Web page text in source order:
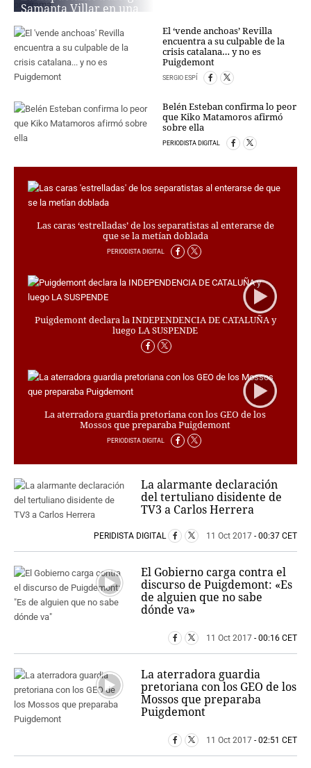
MOTOR
RELIGION
TRAVELLERS
GASTRONOMÍA
SALUD
LA BURBUJA
DIRECTORIOS
VÍDEOS
TEMAS
PERSONAJES
HEMEROTECA
SERVICIOS
MEDIOS
MÁS SERVICIOS
ESPAÑA
Las caras ‘estrelladas’ de los separatistas al enterarse de
que se la metían doblada
PERIODISTA DIGITAL
Puigdemont declara la INDEPENDENCIA DE CATALUÑA y
luego LA SUSPENDE
La aterradora guardia pretoriana con los GEO de los
Mossos que preparaba Puigdemont
PERIODISTA DIGITAL
Samanta Villar en una
programa
PERIODISTA DIGITAL
El ‘vende anchoas’ Revilla
encuentra a su culpable de la
crisis catalana… y no es
Puigdemont
SERGIO ESPÍ
Belén Esteban confirma lo peor
que Kiko Matamoros afirmó
sobre ella
PERIODISTA DIGITAL
La alarmante declaración
del tertuliano disidente de
TV3 a Carlos Herrera
PERIDISTA DIGITAL 11 Oct 2017 - 00:37 CET
El Gobierno carga contra el
discurso de Puigdemont: «Es
de alguien que no sabe
dónde va»
11 Oct 2017 - 00:16 CET
La aterradora guardia
pretoriana con los GEO de los
Mossos que preparaba
Puigdemont
11 Oct 2017 - 02:51 CET